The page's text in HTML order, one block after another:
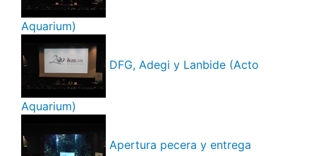
Aquarium)
DFG, Adegi y Lanbide (Acto
Aquarium)
Apertura pecera y entrega